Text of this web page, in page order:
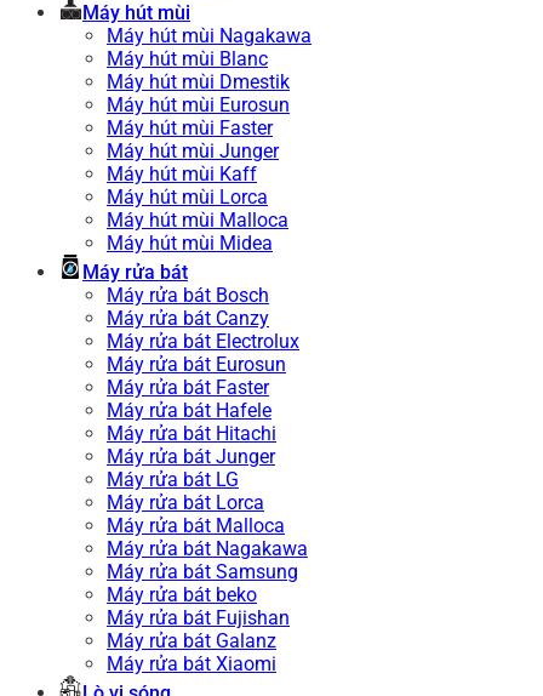
Máy hút mùi
Máy hút mùi Nagakawa
Máy hút mùi Blanc
Máy hút mùi Dmestik
Máy hút mùi Eurosun
Máy hút mùi Faster
Máy hút mùi Junger
Máy hút mùi Kaff
Máy hút mùi Lorca
Máy hút mùi Malloca
Máy hút mùi Midea
Máy rửa bát
Máy rửa bát Bosch
Máy rửa bát Canzy
Máy rửa bát Electrolux
Máy rửa bát Eurosun
Máy rửa bát Faster
Máy rửa bát Hafele
Máy rửa bát Hitachi
Máy rửa bát Junger
Máy rửa bát LG
Máy rửa bát Lorca
Máy rửa bát Malloca
Máy rửa bát Nagakawa
Máy rửa bát Samsung
Máy rửa bát beko
Máy rửa bát Fujishan
Máy rửa bát Galanz
Máy rửa bát Xiaomi